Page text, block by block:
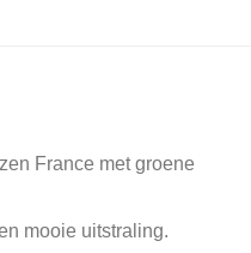
France met groene
mooie uitstraling.